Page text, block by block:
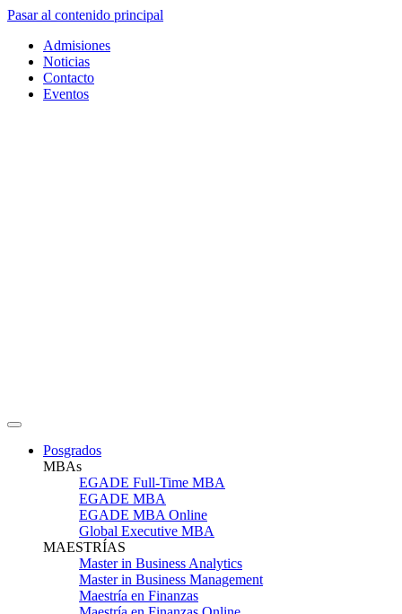
Pasar al contenido principal
Admisiones
Noticias
Contacto
Eventos
Posgrados
MBAs
EGADE Full-Time MBA
EGADE MBA
EGADE MBA Online
Global Executive MBA
MAESTRÍAS
Master in Business Analytics
Master in Business Management
Maestría en Finanzas